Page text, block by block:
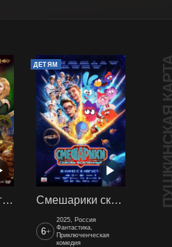
Последний богатырь. Колобок
ДЕТЯМ
Смешарики сквозь вселенные
6+
2025, Россия
Фантастика,
Приключенческая
комедия